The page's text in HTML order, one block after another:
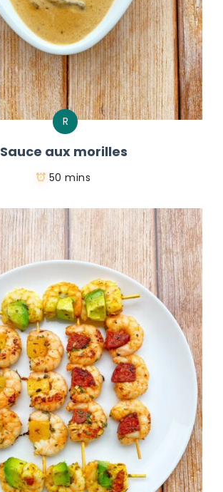
R
Sauce aux morilles
50 mins